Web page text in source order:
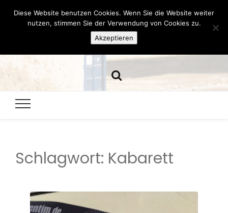
Hazamelistan
Schlagwort: Kabarett
Diese Website benutzen Cookies. Wenn Sie die Website weiter
nutzen, stimmen Sie der Verwendung von Cookies zu.
Akzeptieren